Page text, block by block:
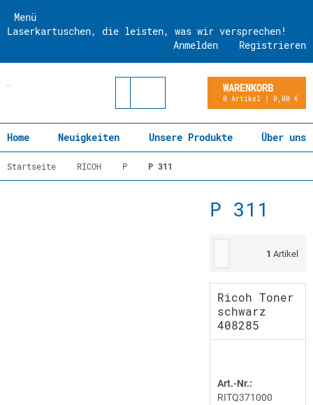
Menü
Laserkartuschen, die leisten, was wir versprechen!
Registrieren
Anmelden
WARENKORB
0 Artikel | 0,00 €
Home Neuigkeiten Unsere Produkte Über uns
Startseite RICOH P P 311
P 311
1 Artikel
Ricoh Toner
schwarz
408285
Art.-Nr.:
RITQ371000